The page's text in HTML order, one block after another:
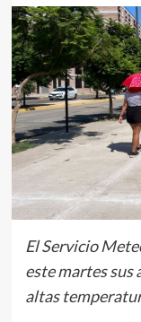
El Servicio
este martes sus
altas